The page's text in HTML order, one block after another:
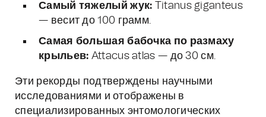
Самый тяжелый жук: Titanus giganteus
— весит до 100 грамм.
Самая большая бабочка по размаху
крыльев: Attacus atlas — до 30 см.
Эти рекорды подтверждены научными
исследованиями и отображены в
специализированных энтомологических